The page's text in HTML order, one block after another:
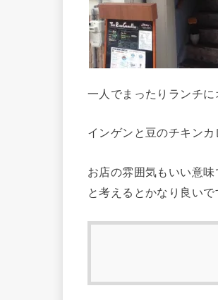
一人でまったりランチに
インゲンと豆のチキン
お店の雰囲気もいい意
と考えるとかなり良いで